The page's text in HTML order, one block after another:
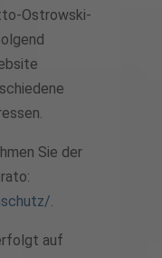
Ostrowski-
Sie der
.
auf